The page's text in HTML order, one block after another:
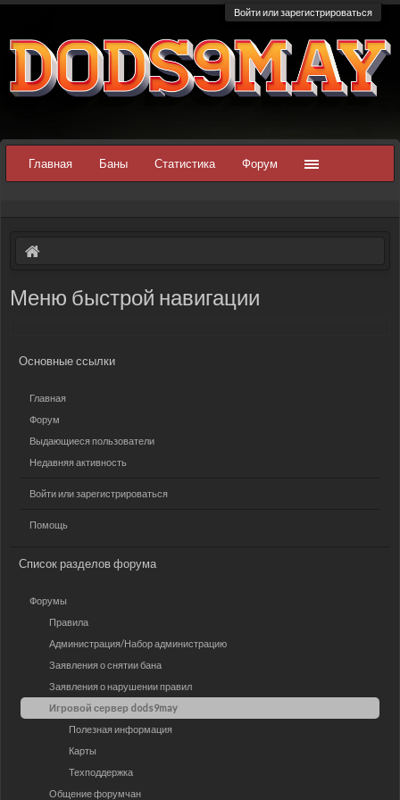
Войти или зарегистрироваться
Меню быстрой навигации
Основные ссылки
Главная
Форум
Выдающиеся пользователи
Недавняя активность
Войти или зарегистрироваться
Помощь
Список разделов форума
Форумы
Правила
Администрация/Набор администрацию
Заявления о снятии бана
Заявления о нарушении правил
Игровой сервер dods9may
Полезная информация
Карты
Техподдержка
Общение форумчан
Главная Баны Статистика Форум